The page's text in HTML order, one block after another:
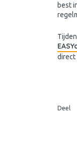
best
direct
Deel